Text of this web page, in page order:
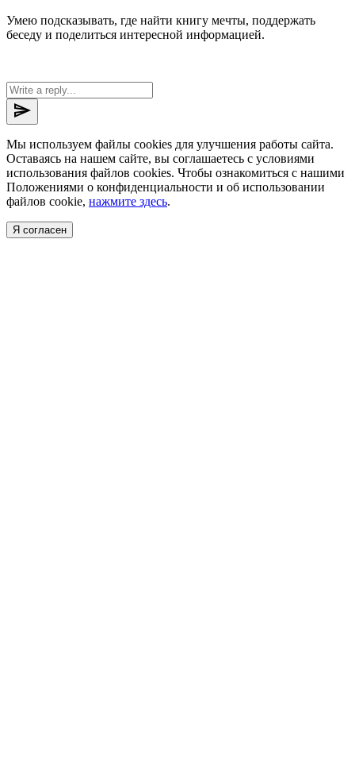
Умею подсказывать, где найти книгу мечты, поддержать
беседу и поделиться интересной информацией.
send
Мы используем файлы cookies для улучшения работы сайта.
Оставаясь на нашем сайте, вы соглашаетесь с условиями
использования файлов cookies. Чтобы ознакомиться с нашими
Положениями о конфиденциальности и об использовании
файлов cookie, нажмите здесь.
Я согласен